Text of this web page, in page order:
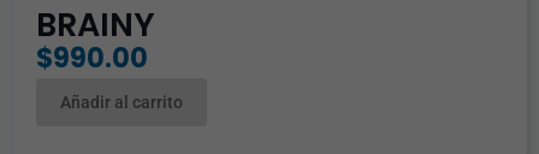
BRAINY
$990.00
Añadir al carrito